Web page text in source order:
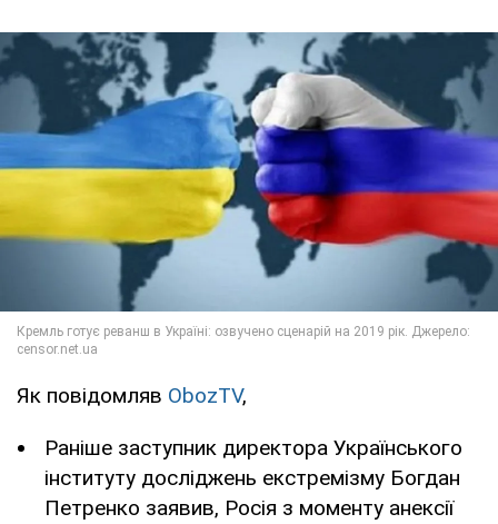
Як повідомляв ObozTV,
Раніше заступник директора Українського
інституту досліджень екстремізму Богдан
Петренко заявив, Росія з моменту анексії